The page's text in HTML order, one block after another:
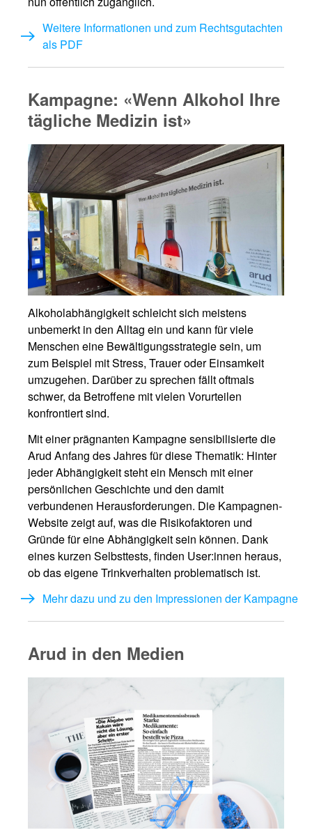
Weitere Informationen und zum Rechtsgutachten
als PDF
Kampagne: «Wenn Alkohol Ihre
tägliche Medizin ist»
Alkoholabhängigkeit schleicht sich meistens
unbemerkt in den Alltag ein und kann für viele
Menschen eine Bewältigungsstrategie sein, um
zum Beispiel mit Stress, Trauer oder Einsamkeit
umzugehen. Darüber zu sprechen fällt oftmals
schwer, da Betroffene mit vielen Vorurteilen
konfrontiert sind.
Mit einer prägnanten Kampagne sensibilisierte die
Arud Anfang des Jahres für diese Thematik: Hinter
jeder Abhängigkeit steht ein Mensch mit einer
persönlichen Geschichte und den damit
verbundenen Herausforderungen. Die Kampagnen-
Website zeigt auf, was die Risikofaktoren und
Gründe für eine Abhängigkeit sein können. Dank
eines kurzen Selbsttests, finden User:innen heraus,
ob das eigene Trinkverhalten problematisch ist.
Mehr dazu und zu den Impressionen der Kampagne
Arud in den Medien